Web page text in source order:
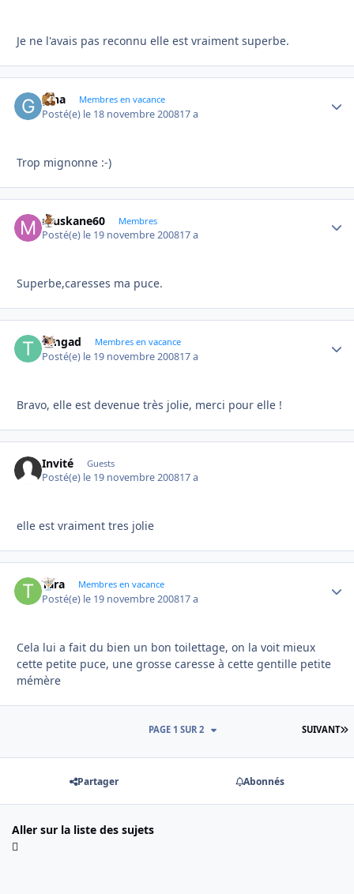
Je ne l'avais pas reconnu elle est vraiment superbe.
gina Membres en vacance
Posté(e) le 18 novembre 200817 a
Trop mignonne :-)
muskane60 Membres
Posté(e) le 19 novembre 200817 a
Superbe,caresses ma puce.
timgad Membres en vacance
Posté(e) le 19 novembre 200817 a
Bravo, elle est devenue très jolie, merci pour elle !
Invité Guests
Posté(e) le 19 novembre 200817 a
elle est vraiment tres jolie
Tara Membres en vacance
Posté(e) le 19 novembre 200817 a
Cela lui a fait du bien un bon toilettage, on la voit mieux
cette petite puce, une grosse caresse à cette gentille petite
mémère
SUIVANT
PAGE 1 SUR 2
Partager Abonnés
Aller sur la liste des sujets